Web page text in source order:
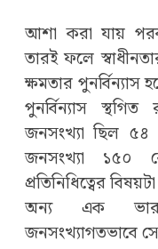
আশা করা যায়
তারই ফলে
ক্ষমতার
পুনর্বিন্যাস
জনসংখ্যা ছিল
জনসংখ্যা ১৫০
প্রতিনিধিত্বের
অন্য এক
জনসংখ্যাগতভাবে